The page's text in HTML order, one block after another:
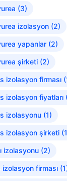
(3)
izolasyon (2)
yapanlar (2)
şirketi (2)
izolasyon firması
izolasyon fiyatları
izolasyonu (1)
izolasyon şirketi
izolasyonu (2)
izolasyon firması